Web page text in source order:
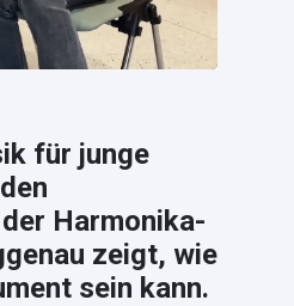
für junge
Harmonika-
zeigt, wie
sein kann.